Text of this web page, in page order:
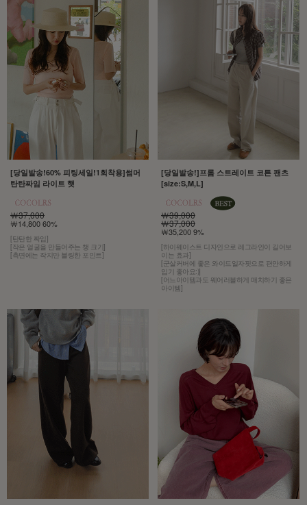
[당일발송!60% 피팅세일!1회착용]썸머
탄탄짜임 라이트 햇
￦37,000
￦14,800 60%
[탄탄한 짜임]
[작은 얼굴을 만들어주는 챙 크기]
[측면에는 작지만 블링한 포인트]
[당일발송!]프롬 스트레이트 코튼 팬츠
[size:S,M,L]
￦39,000
￦37,000
￦35,200 9%
[하이웨이스트 디자인으로 레그라인이 길어보
이는 효과]
[군살커버에 좋은 와이드일자핏으로 편안하게
입기 좋아요:)]
[어느아이템과도 웨어러블하게 매치하기 좋은
아이템]